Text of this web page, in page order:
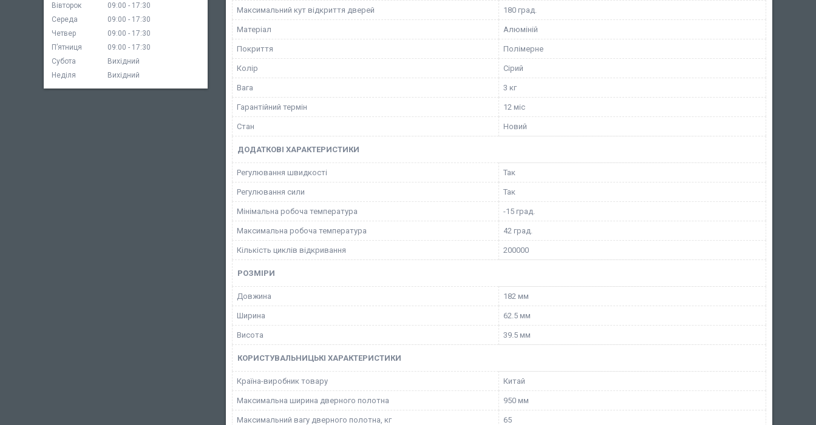
Максимальний кут відкриття дверей 180 град.
Матеріал Алюміній
Покриття Полімерне
Колір Сірий
Вага 3 кг
Гарантійний термін 12 міс
Стан Новий
ДОДАТКОВІ ХАРАКТЕРИСТИКИ
Регулювання швидкості Так
Регулювання сили Так
Мінімальна робоча температура -15 град.
Максимальна робоча температура 42 град.
Кількість циклів відкривання 200000
РОЗМІРИ
Довжина 182 мм
Ширина 62.5 мм
Висота 39.5 мм
КОРИСТУВАЛЬНИЦЬКІ ХАРАКТЕРИСТИКИ
Країна-виробник товару Китай
Максимальна ширина дверного полотна 950 мм
Максимальний вагу дверного полотна, кг 65
Вівторок
09:00
17:30
Середа
09:00
17:30
Четвер
09:00
17:30
Пʼятниця
09:00
17:30
Субота
Вихідний
Неділя
Вихідний